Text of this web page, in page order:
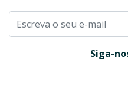
Siga-